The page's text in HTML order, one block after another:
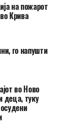
на пожарот
Крива
го напушти
во Ново
деца, туку